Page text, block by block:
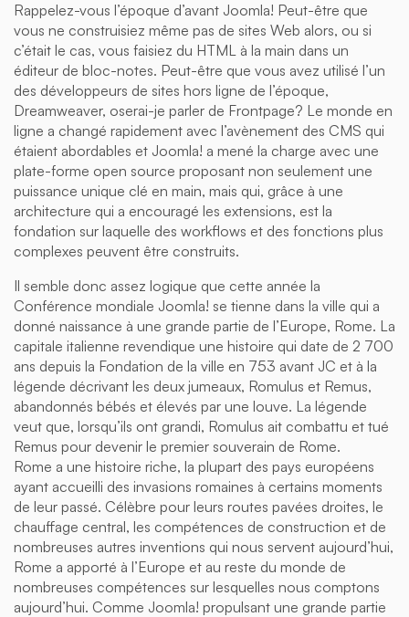
Rappelez-vous l’époque d’avant Joomla! Peut-être que
vous ne construisiez même pas de sites Web alors, ou si
c’était le cas, vous faisiez du HTML à la main dans un
éditeur de bloc-notes. Peut-être que vous avez utilisé l’un
des développeurs de sites hors ligne de l’époque,
Dreamweaver, oserai-je parler de Frontpage? Le monde en
ligne a changé rapidement avec l’avènement des CMS qui
étaient abordables et Joomla! a mené la charge avec une
plate-forme open source proposant non seulement une
puissance unique clé en main, mais qui, grâce à une
architecture qui a encouragé les extensions, est la
fondation sur laquelle des workflows et des fonctions plus
complexes peuvent être construits.
Il semble donc assez logique que cette année la
Conférence mondiale Joomla! se tienne dans la ville qui a
donné naissance à une grande partie de l’Europe, Rome. La
capitale italienne revendique une histoire qui date de 2 700
ans depuis la Fondation de la ville en 753 avant JC et à la
légende décrivant les deux jumeaux, Romulus et Remus,
abandonnés bébés et élevés par une louve. La légende
veut que, lorsqu’ils ont grandi, Romulus ait combattu et tué
Remus pour devenir le premier souverain de Rome.
Rome a une histoire riche, la plupart des pays européens
ayant accueilli des invasions romaines à certains moments
de leur passé. Célèbre pour leurs routes pavées droites, le
chauffage central, les compétences de construction et de
nombreuses autres inventions qui nous servent aujourd’hui,
Rome a apporté à l’Europe et au reste du monde de
nombreuses compétences sur lesquelles nous comptons
aujourd’hui. Comme Joomla! propulsant une grande partie